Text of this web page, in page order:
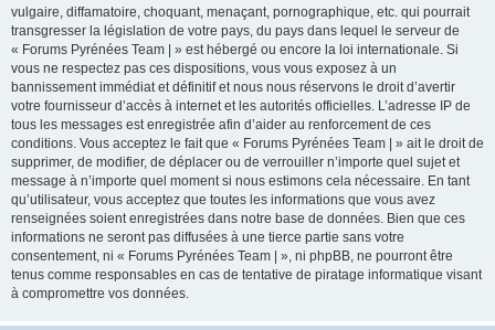
vulgaire, diffamatoire, choquant, menaçant, pornographique, etc. qui pourrait
transgresser la législation de votre pays, du pays dans lequel le serveur de
« Forums Pyrénées Team | » est hébergé ou encore la loi internationale. Si
vous ne respectez pas ces dispositions, vous vous exposez à un
bannissement immédiat et définitif et nous nous réservons le droit d’avertir
votre fournisseur d’accès à internet et les autorités officielles. L’adresse IP de
tous les messages est enregistrée afin d’aider au renforcement de ces
conditions. Vous acceptez le fait que « Forums Pyrénées Team | » ait le droit de
supprimer, de modifier, de déplacer ou de verrouiller n’importe quel sujet et
message à n’importe quel moment si nous estimons cela nécessaire. En tant
qu’utilisateur, vous acceptez que toutes les informations que vous avez
renseignées soient enregistrées dans notre base de données. Bien que ces
informations ne seront pas diffusées à une tierce partie sans votre
consentement, ni « Forums Pyrénées Team | », ni phpBB, ne pourront être
tenus comme responsables en cas de tentative de piratage informatique visant
à compromettre vos données.